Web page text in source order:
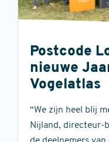
Postcode
nieuwe
Vogelatlas
“We zijn heel blij
Nijland, directeur-